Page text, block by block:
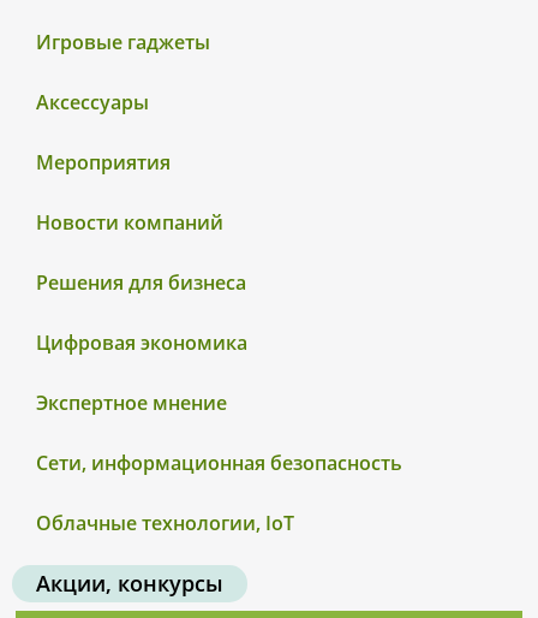
Игровые гаджеты
Аксессуары
Мероприятия
Новости компаний
Решения для бизнеса
Цифровая экономика
Экспертное мнение
Сети, информационная безопасность
Облачные технологии, IoT
Акции, конкурсы